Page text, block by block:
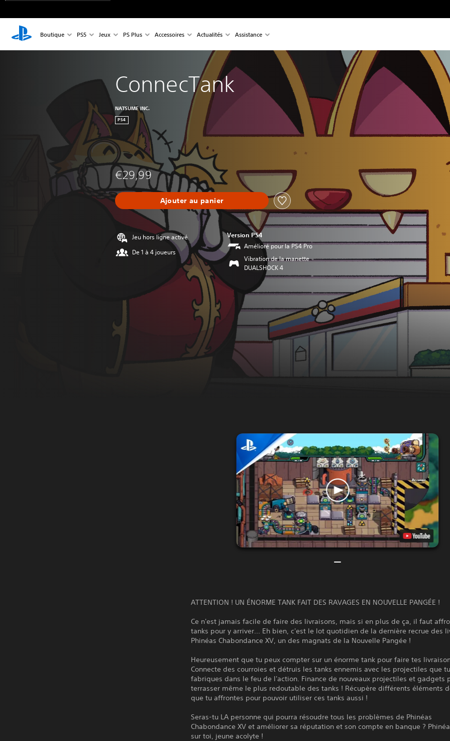
Boutique PS5 Jeux PS Plus Accessoires Actualités Assistance
ConnecTank
NATSUME INC.
PS4
€29,99
Ajouter au panier
Jeu hors ligne activé
De 1 à 4 joueurs
Version PS4
Amélioré pour la PS4 Pro
Vibration de la manette
DUALSHOCK 4
ATTENTION ! UN ÉNORME TANK FAIT DES RAVAGES EN NOUVELLE PANGÉE !
Ce n'est jamais facile de faire des livraisons, mais si en plus de ça, il faut
tanks pour y arriver... Eh bien, c'est le lot quotidien de la dernière recrue des
Phinéas Chabondance XV, un des magnats de la Nouvelle Pangée !
Heureusement que tu peux compter sur un énorme tank pour faire tes
Connecte des courroies et détruis les tanks ennemis avec les projectiles que tu
fabriques dans le feu de l'action. Finance de nouveaux projectiles et gadgets
terrasser même le plus redoutable des tanks ! Récupère différents éléments
que tu affrontes pour pouvoir utiliser ces tanks aussi !
Seras-tu LA personne qui pourra résoudre tous les problèmes de Phinéas
Chabondance XV et améliorer sa réputation et son compte en banque ?
sur toi, jeune acolyte !